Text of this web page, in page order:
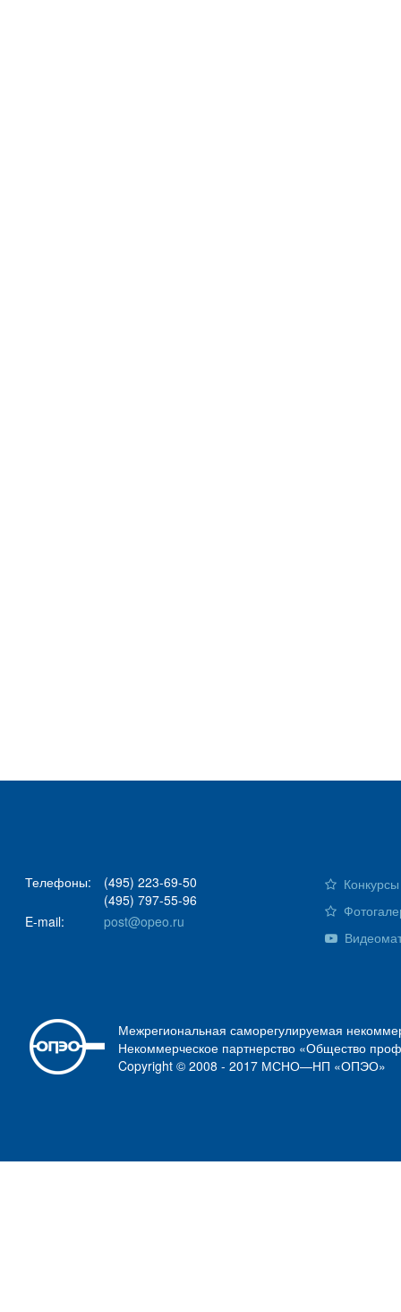
Телефоны:
(495) 223-69-50
(495) 797-55-96
E-mail:
post@opeo.ru
Межрегиональная саморегулируемая
Некоммерческое партнерство «Общество
Copyright © 2008 - 2017 МСНО—НП «ОПЭО»